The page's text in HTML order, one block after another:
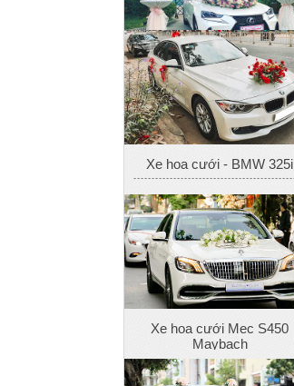
Xe cưới 4
Xe hoa cưới - BMW 325i
Xe hoa cưới Mec S450
Maybach